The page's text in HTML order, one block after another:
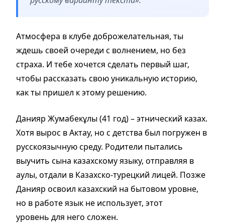
Атмосфера в клубе доброжелательная, ты
ждешь своей очереди с волнением, но без
страха. И тебе хочется сделать первый шаг,
чтобы рассказать свою уникальную историю,
как ты пришел к этому решению.
Данияр Жумабекұлы (41 год) – этнический казах.
Хотя вырос в Актау, но с детства был погружен в
русскоязычную среду. Родители пытались
выучить сына казахскому языку, отправляя в
аулы, отдали в Казахско-турецкий лицей. Позже
Данияр освоил казахский на бытовом уровне,
но в работе язык не использует, этот
уровень для него сложен.